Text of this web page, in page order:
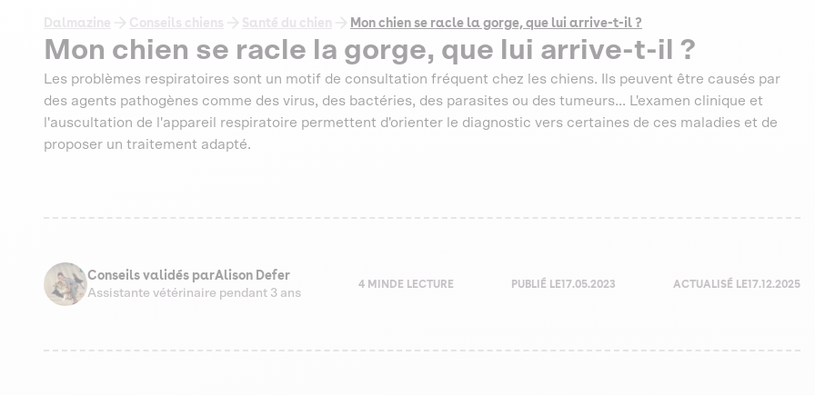
Dalmazine Conseils chiens Santé du chien Mon chien se racle la gorge, que lui arrive-t-il ?
Mon chien se racle la gorge, que lui arrive-t-il ?
Les problèmes respiratoires sont un motif de consultation fréquent chez les chiens. Ils peuvent être causés par
des agents pathogènes comme des virus, des bactéries, des parasites ou des tumeurs... L'examen clinique et
l'auscultation de l'appareil respiratoire permettent d'orienter le diagnostic vers certaines de ces maladies et de
proposer un traitement adapté.
Conseils validés parAlison Defer
Assistante vétérinaire pendant 3 ans
4 MIN DE LECTURE PUBLIÉ LE17.05.2023 ACTUALISÉ LE17.12.2025